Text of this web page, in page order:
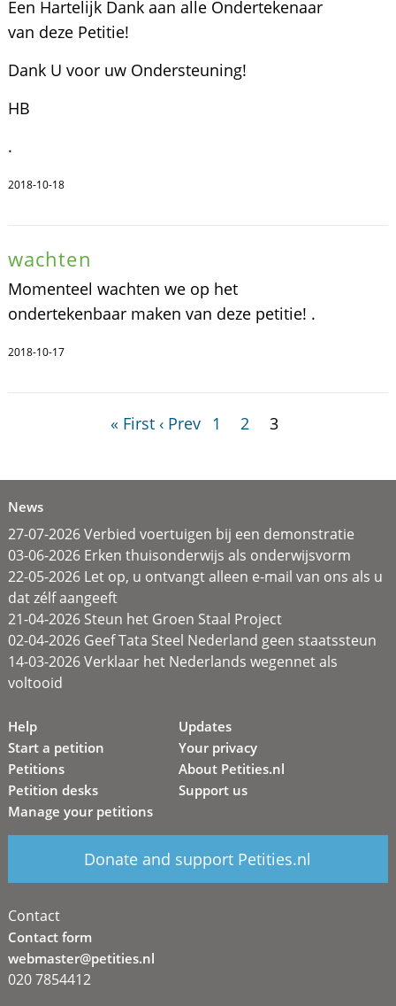
Een Hartelijk Dank aan alle Ondertekenaar
van deze Petitie!
Dank U voor uw Ondersteuning!
HB
.
2018-10-18
wachten
Momenteel wachten we op het
ondertekenbaar maken van deze petitie! .
2018-10-17
« First ‹ Prev 1 2 3
News
27-07-2026 Verbied voertuigen bij een demonstratie
03-06-2026 Erken thuisonderwijs als onderwijsvorm
22-05-2026 Let op, u ontvangt alleen e-mail van ons als u
dat zélf aangeeft
21-04-2026 Steun het Groen Staal Project
02-04-2026 Geef Tata Steel Nederland geen staatssteun
14-03-2026 Verklaar het Nederlands wegennet als
voltooid
Help
Start a petition
Petitions
Petition desks
Manage your petitions
Updates
Your privacy
About Petities.nl
Support us
Donate and support Petities.nl
Contact
Contact form
webmaster@petities.nl
020 7854412